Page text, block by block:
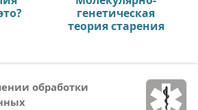
генетическая
теория старения
обработки